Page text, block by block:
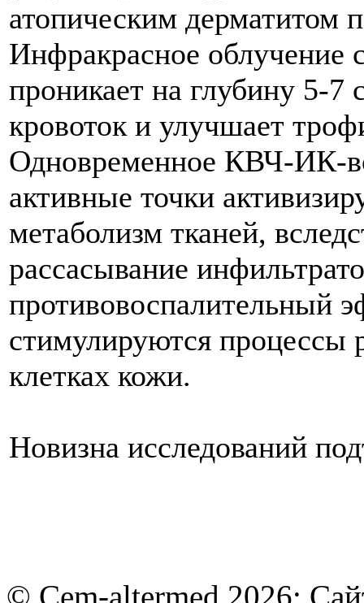
атопическим дерматитом
Инфракрасное
проникает на глубину 5-7
кровоток и улучшает
Одновременное КВЧ-ИК-
активные точки
метаболизм тканей,
рассасывание
противовоспалительный
стимулируются процессы
клетках кожи.
Новизна исследований